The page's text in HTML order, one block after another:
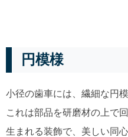
円模様
小径の歯車には、繊細な円
これは部品を研磨材の上で
生まれる装飾で、美しい同